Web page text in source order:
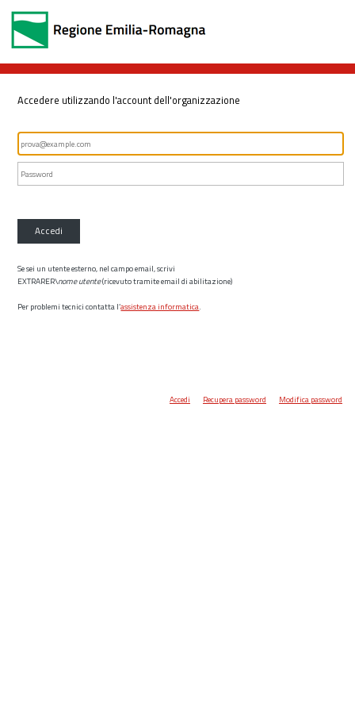
Accedere utilizzando l'account dell'organizzazione
Accedi
Se sei un utente esterno, nel campo email, scrivi
EXTRARER\nome utente(ricevuto tramite email di abilitazione)
Per problemi tecnici contatta l’assistenza informatica.
Accedi Recupera password Modifica password